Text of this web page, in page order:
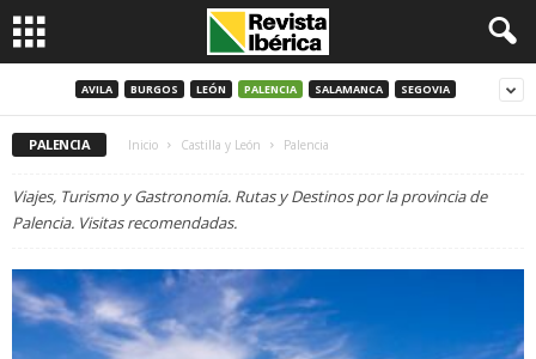
AVILA BURGOS LEÓN PALENCIA SALAMANCA SEGOVIA
PALENCIA Inicio Castilla y León Palencia
Viajes, Turismo y Gastronomía. Rutas y Destinos por la provincia de
Palencia. Visitas recomendadas.